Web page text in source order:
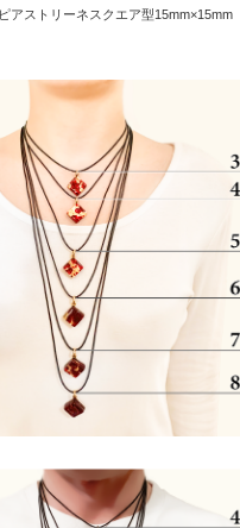
アストリーネスクエア型15mm×15mm